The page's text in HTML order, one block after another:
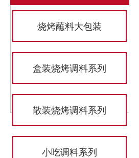
烧烤蘸料大包装
盒装烧烤调料系列
散装烧烤调料系列
小吃调料系列